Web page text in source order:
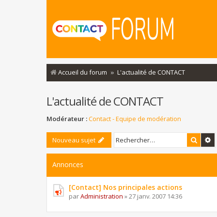
Accueil du forum L'actualité de CONTACT
L'actualité de CONTACT
Modérateur :Contact - Equipe de modération
Nouveau sujet
Annonces
[Contact] Nos principales actions
parAdministration »27 janv. 2007 14:36